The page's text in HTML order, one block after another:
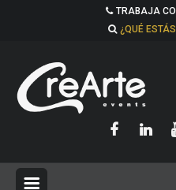
TRABAJA
¿QUÉ